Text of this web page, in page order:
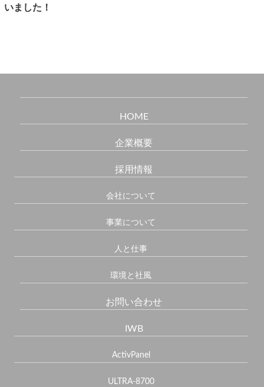
いました！
HOME
企業概要
採用情報
会社について
事業について
人と仕事
環境と社風
お問い合わせ
IWB
ActivPanel
ULTRA-8700